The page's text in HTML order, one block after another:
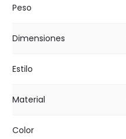
Peso
Dimensiones
Estilo
Material
Color